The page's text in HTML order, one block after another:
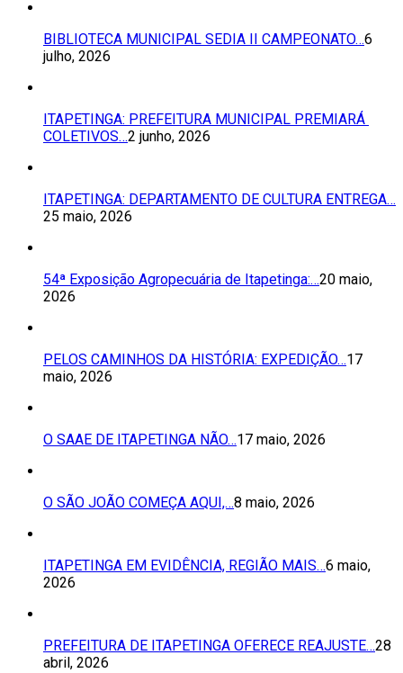
BIBLIOTECA MUNICIPAL SEDIA II CAMPEONATO…6
julho, 2026
ITAPETINGA: PREFEITURA MUNICIPAL PREMIARÁ
COLETIVOS…2 junho, 2026
ITAPETINGA: DEPARTAMENTO DE CULTURA ENTREGA…
25 maio, 2026
54ª Exposição Agropecuária de Itapetinga:…20 maio,
2026
PELOS CAMINHOS DA HISTÓRIA: EXPEDIÇÃO…17
maio, 2026
O SAAE DE ITAPETINGA NÃO…17 maio, 2026
O SÃO JOÃO COMEÇA AQUI,…8 maio, 2026
ITAPETINGA EM EVIDÊNCIA, REGIÃO MAIS…6 maio,
2026
PREFEITURA DE ITAPETINGA OFERECE REAJUSTE…28
abril, 2026